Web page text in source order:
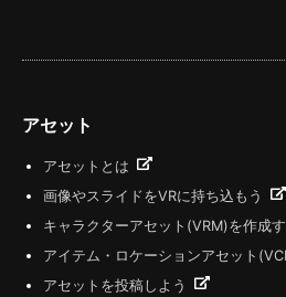
アセット
アセットとは
画像やスライドをVRに持ち込もう
キャラクターアセット(VRM)を作成
アイテム・ロケーションアセット
アセットを投稿しよう